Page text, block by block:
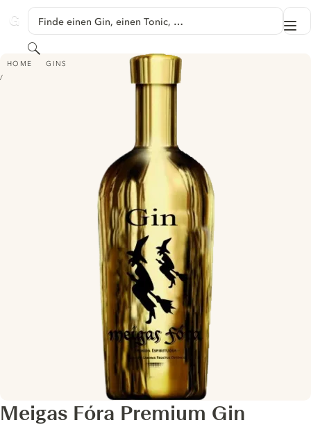
GINVENTORY
Finde einen Gin, einen Tonic, …
Suchen
HOME GINS
MEIGAS FÓRA PREMIUM GIN
Meigas Fóra Premium Gin